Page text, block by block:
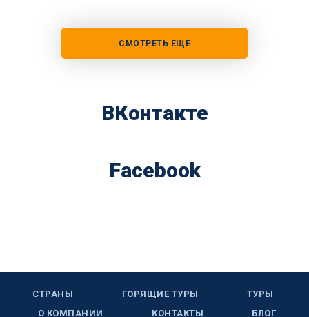
СМОТРЕТЬ ЕЩЕ
ВКонтакте
Facebook
СТРАНЫ ГОРЯЩИЕ ТУРЫ
ТУРЫ
О КОМПАНИИ
КОНТАКТЫ БЛОГ